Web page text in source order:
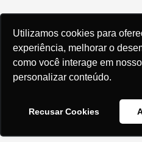
Utilizamos cookies para
experiência, melhorar o
como você interage em
personalizar conteúdo.
Recusar Cookies